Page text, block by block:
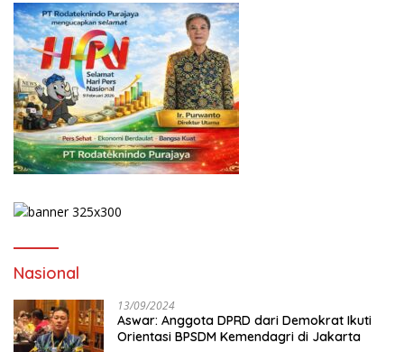
Nasional
13/09/2024
Aswar: Anggota DPRD dari Demokrat Ikuti
Orientasi BPSDM Kemendagri di Jakarta